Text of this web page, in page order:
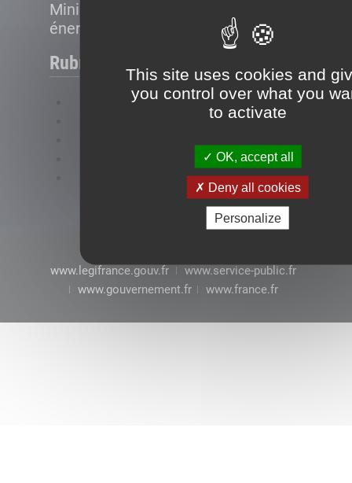
This site uses cookies and
you control over what you
to activate
OK, accept all
Deny all cookies
Personalize
Ministère de la Transition
énergétique
Rubriques
www.legifrance.gouv.fr
www.service-public.fr
www.gouvernement.fr
www.france.fr